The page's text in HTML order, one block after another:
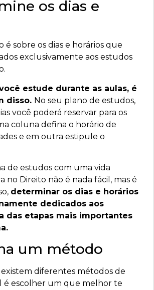
os dias e
é sobre os dias e horários que
exclusivamente aos estudos
estude durante as aulas, é
disso. No seu plano de estudos,
você poderá reservar para os
coluna defina o horário de
e em outra estipule o
de estudos com uma vida
no Direito não é nada fácil, mas é
determinar os dias e horários
dedicados aos
das etapas mais importantes
um método
existem diferentes métodos de
é escolher um que melhor te